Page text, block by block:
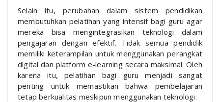
Selain itu, perubahan dalam sistem pendidikan
membutuhkan pelatihan yang intensif bagi guru agar
mereka bisa mengintegrasikan teknologi dalam
pengajaran dengan efektif. Tidak semua pendidik
memiliki keterampilan untuk menggunakan perangkat
digital dan platform e-learning secara maksimal. Oleh
karena itu, pelatihan bagi guru menjadi sangat
penting untuk memastikan bahwa pembelajaran
tetap berkualitas meskipun menggunakan teknologi.